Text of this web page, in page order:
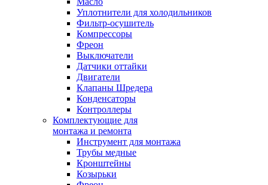
Уплотнители для холодильников
Фильтр-осушитель
Компрессоры
Фреон
Выключатели
Датчики оттайки
Двигатели
Клапаны Шредера
Конденсаторы
Контроллеры
Комплектующие для
монтажа и ремонта
Инструмент для монтажа
Трубы медные
Кронштейны
Козырьки